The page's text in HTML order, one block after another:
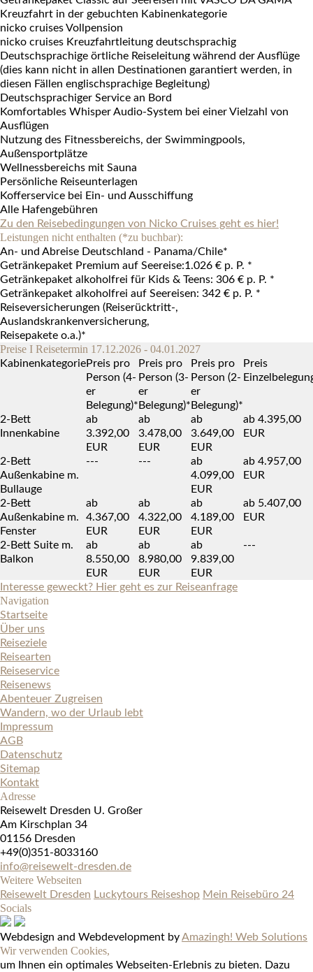
Kreuzfahrt in der gebuchten Kabinenkategorie
nicko cruises Vollpension
nicko cruises Kreuzfahrtleitung deutschsprachig
Deutschsprachige örtliche Reiseleitung während der Ausflüge
(dies kann nicht in allen Destinationen garantiert werden, in
diesen Fällen englischsprachige Begleitung)
Deutschsprachiger Service an Bord
Komfortables Whisper Audio-System bei einer Vielzahl von
Ausflügen
Nutzung des Fitnessbereichs, der Swimmingpools,
Außensportplätze
Wellnessbereichs mit Sauna
Persönliche Reiseunterlagen
Kofferservice bei Ein- und Ausschiffung
Alle Hafengebühren
Zu den Reisebedingungen von Nicko Cruises geht es hier!
Leistungen nicht enthalten (*zu buchbar):
An- und Abreise Deutschland - Panama/Chile*
Getränkepaket Premium auf Seereise:1.026 € p. P. *
Getränkepaket alkoholfrei für Kids & Teens: 306 € p. P. *
Getränkepaket alkoholfrei auf Seereisen: 342 € p. P. *
Reiseversicherungen (Reiserücktritt-,
Auslandskrankenversicherung,
Reisepakete o.a.)*
Preise I Reisetermin 17.12.2026 - 04.01.2027
KabinenkategoriePreis pro
Person (4-
er
Belegung)*
Preis pro
Person (3-
er
Belegung)*
Preis pro
Person (2-
er
Belegung)*
Preis
2-Bett
Innenkabine
ab
3.392,00
EUR
ab
3.478,00
EUR
ab
3.649,00
EUR
ab 4.395,00
EUR
2-Bett
Außenkabine m.
Bullauge
--- ---
ab
4.099,00
EUR
ab 4.957,00
EUR
2-Bett
Außenkabine m.
Fenster
ab
4.367,00
EUR
ab
4.322,00
EUR
ab
4.189,00
EUR
ab 5.407,00
EUR
2-Bett Suite m.
Balkon
ab
8.550,00
EUR
ab
8.980,00
EUR
ab
9.839,00
EUR
---
Interesse geweckt? Hier geht es zur Reiseanfrage
Navigation
Startseite
Über uns
Reiseziele
Reisearten
Reiseservice
Reisenews
Abenteuer Zugreisen
Wandern, wo der Urlaub lebt
Impressum
AGB
Datenschutz
Sitemap
Kontakt
Adresse
Reisewelt Dresden U. Großer
Am Kirschplan 34
01156 Dresden
+49(0)351-8033160
info@reisewelt-dresden.de
Weitere Webseiten
Reisewelt Dresden Luckytours Reiseshop Mein Reisebüro 24
Socials
Webdesign and Webdevelopment byAmazingh! Web Solutions
Wir verwenden Cookies,
um Ihnen ein optimales Webseiten-Erlebnis zu bieten. Dazu